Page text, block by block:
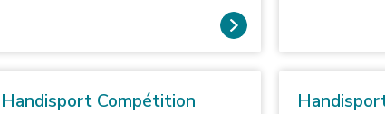
Handisport Compétition